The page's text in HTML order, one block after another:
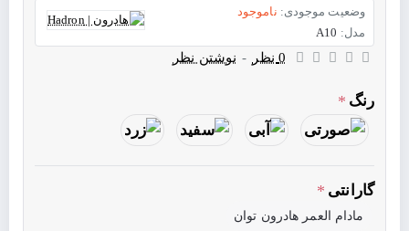
وضعیت موجودی: ناموجود
مدل: A10
0 نظر - نوشتن نظر
رنگ
گارانتی
مادام العمر هادرون توان